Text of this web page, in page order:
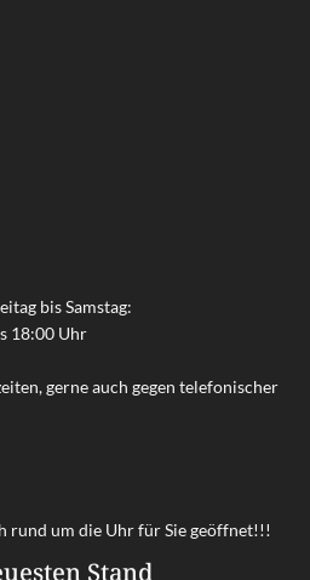
bis Samstag:
18:00 Uhr
gerne auch gegen telefonischer
rund um die Uhr für Sie geöffnet!!!
Stand